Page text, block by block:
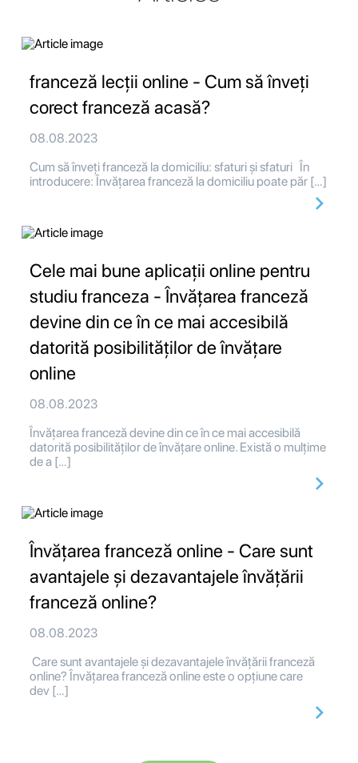
franceză lecții online - Cum să înveți
corect franceză acasă?
08.08.2023
Cum să înveți franceză la domiciliu: sfaturi și sfaturi În
introducere: Învățarea franceză la domiciliu poate păr […]
Cele mai bune aplicații online pentru
studiu franceza - Învățarea franceză
devine din ce în ce mai accesibilă
datorită posibilităților de învățare
online
08.08.2023
Învățarea franceză devine din ce în ce mai accesibilă
datorită posibilităților de învățare online. Există o mulțime
de a […]
Învățarea franceză online - Care sunt
avantajele și dezavantajele învățării
franceză online?
08.08.2023
Care sunt avantajele și dezavantajele învățării franceză
online? Învățarea franceză online este o opțiune care
dev […]